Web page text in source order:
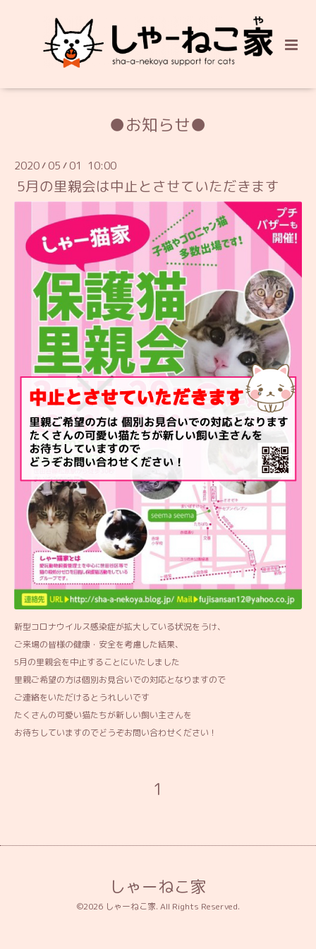
●お知らせ●
2020/ 05 / 01 10:00
5月の里親会は中止とさせていただきます
新型コロナウイルス感染症が拡大している状況をうけ、
ご来場の皆様の健康・安全を考慮した結果、
5月の里親会を中止することにいたしました
里親ご希望の方は個別お見合いでの対応となりますので
ご連絡をいただけるとうれしいです
たくさんの可愛い猫たちが新しい飼い主さんを
お待ちしていますのでどうぞお問い合わせください！
1
しゃーねこ家
©2026 しゃーねこ家. All Rights Reserved.